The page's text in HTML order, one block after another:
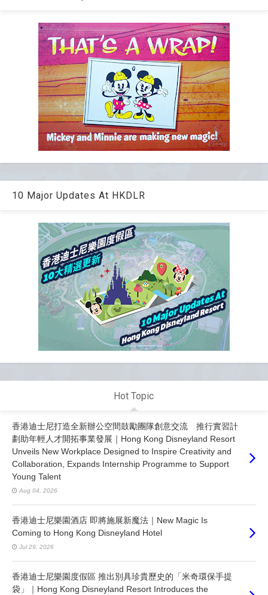
10 Major Updates At HKDLR
Hot Topic
香港迪士尼打造全新辦公空間鼓勵團隊創意交流 推行實習計
劃助年輕人才開拓事業發展｜Hong Kong Disneyland Resort
Unveils New Workplace Designed to Inspire Creativity and
Collaboration, Expands Internship Programme to Support
Young Talent
Aug 04, 2026
香港迪士尼樂園酒店 即將施展新魔法｜New Magic Is
Coming to Hong Kong Disneyland Hotel
Jul 29, 2026
香港迪士尼樂園度假區 推出別具珍貴歷史的「米奇環保手提
袋」｜Hong Kong Disneyland Resort Introduces the